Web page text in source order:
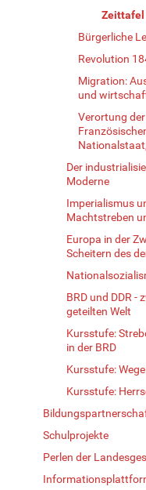
Zeittafel
Bürgerliche
Revolution
Migration:
und
Verortung
Der
Moderne
Imperialismus
Machtstreben
Europa in der
Scheitern des
BRD und DDR -
geteilten Welt
Kursstufe:
in der BRD
Kursstufe:
Kursstufe:
Schulprojekte
Perlen der